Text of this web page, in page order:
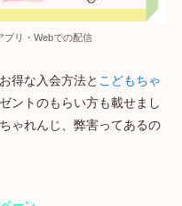
リ・Webでの配信
得な入会方法と こどもちゃ
ゼントのもらい方も載せまし
ゃれんじ、弊害ってあるの